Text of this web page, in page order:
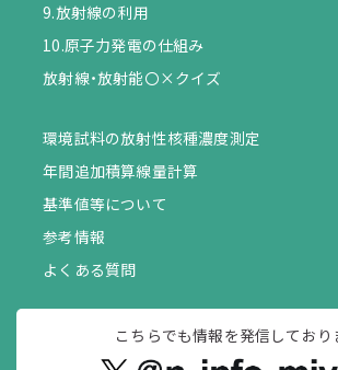
9.放射線の利用
10.原子力発電の仕組み
放射線・放射能〇×クイズ
環境試料の放射性核種濃度測定
年間追加積算線量計算
基準値等について
参考情報
よくある質問
こちらでも情報を発信しており